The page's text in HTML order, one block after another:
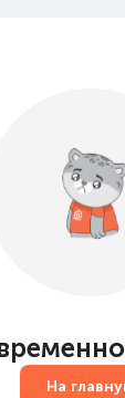
На